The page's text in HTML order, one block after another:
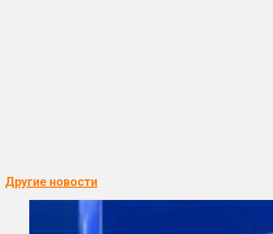
Другие новости